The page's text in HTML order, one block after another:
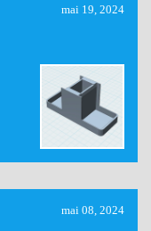
mai 19, 2024
mai 08, 2024